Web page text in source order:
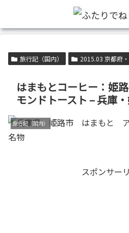
旅行記（国内） 2015.03 京都府
はまもとコーヒー：姫
モンドトースト – 兵庫
旅行記（国内）
スポンサー